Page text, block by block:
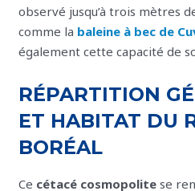
observé jusqu’à trois mètres
comme la baleine à bec de
également cette capacité de
RÉPARTITION
ET HABITAT DU
BORÉAL
Ce cétacé cosmopolite se